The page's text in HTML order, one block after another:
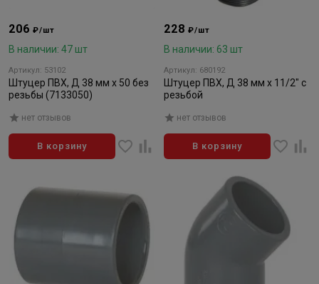
206₽/шт
В наличии: 47 шт
Артикул: 53102
Штуцер ПВХ, Д 38 мм х 50 без
резьбы (7133050)
нет отзывов
В корзину
228₽/шт
В наличии: 63 шт
Артикул: 680192
Штуцер ПВХ, Д 38 мм х 11/2" с
резьбой
нет отзывов
В корзину